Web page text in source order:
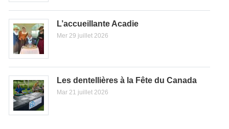
L’accueillante Acadie
Mer 29 juillet 2026
Les dentellières à la Fête du Canada
Mar 21 juillet 2026